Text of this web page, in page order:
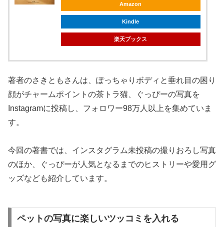
Amazon
Kindle
楽天ブックス
著者のさきともさんは、ぽっちゃりボディと垂れ目の困り
顔がチャームポイントの茶トラ猫、ぐっぴーの写真を
Instagramに投稿し、フォロワー98万人以上を集めていま
す。
今回の著書では、インスタグラム未投稿の撮りおろし写真
のほか、ぐっぴーが人気となるまでのヒストリーや愛用グ
ッズなども紹介しています。
ペットの写真に楽しいツッコミを入れる